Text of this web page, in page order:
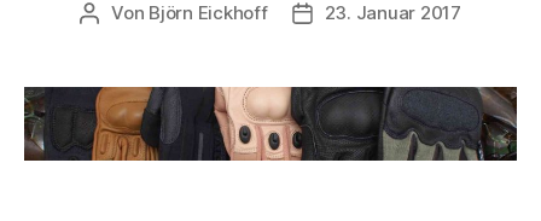
Beitragsautor
Von Björn Eickhoff Veröffentlichungsdatum
23. Januar 2017